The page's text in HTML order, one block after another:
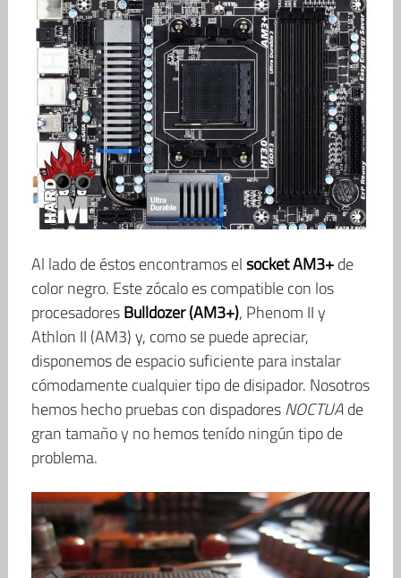
Al lado de éstos encontramos elsocket AM3+de
color negro. Este zócalo es compatible con los
procesadoresBulldozer (AM3+), Phenom II y
Athlon II (AM3) y, como se puede apreciar,
disponemos de espacio suficiente para instalar
cómodamente cualquier tipo de disipador. Nosotros
hemos hecho pruebas con dispadoresNOCTUAde
gran tamaño y no hemos tenído ningún tipo de
problema.